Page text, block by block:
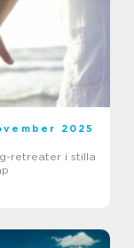
2025
retreater i stilla